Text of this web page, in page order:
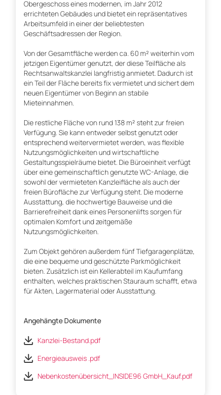
Obergeschoss eines modernen, im Jahr 2012
errichteten Gebäudes und bietet ein repräsentatives
Arbeitsumfeld in einer der beliebtesten
Geschäftsadressen der Region.
Von der Gesamtfläche werden ca. 60 m² weiterhin vom
jetzigen Eigentümer genutzt, der diese Teilfläche als
Rechtsanwaltskanzlei langfristig anmietet. Dadurch ist
ein Teil der Fläche bereits fix vermietet und sichert dem
neuen Eigentümer von Beginn an stabile
Mieteinnahmen.
Die restliche Fläche von rund 138 m² steht zur freien
Verfügung. Sie kann entweder selbst genutzt oder
entsprechend weitervermietet werden, was flexible
Nutzungsmöglichkeiten und wirtschaftliche
Gestaltungsspielräume bietet. Die Büroeinheit verfügt
über eine gemeinschaftlich genutzte WC-Anlage, die
sowohl der vermieteten Kanzleifläche als auch der
freien Bürofläche zur Verfügung steht. Die moderne
Ausstattung, die hochwertige Bauweise und die
Barrierefreiheit dank eines Personenlifts sorgen für
optimalen Komfort und zeitgemäße
Nutzungsmöglichkeiten.
Zum Objekt gehören außerdem fünf Tiefgaragenplätze,
die eine bequeme und geschützte Parkmöglichkeit
bieten. Zusätzlich ist ein Kellerabteil im Kaufumfang
enthalten, welches praktischen Stauraum schafft, etwa
für Akten, Lagermaterial oder Ausstattung.
Angehängte Dokumente
Kanzlei-Bestand.pdf
Energieausweis .pdf
Nebenkostenübersicht_INSIDE96 GmbH_Kauf.pdf